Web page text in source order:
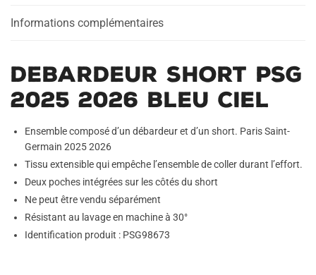
Informations complémentaires
Debardeur Short PSG
2025 2026 Bleu Ciel
Ensemble composé d’un débardeur et d’un short. Paris Saint-
Germain 2025 2026
Tissu extensible qui empêche l’ensemble de coller durant l’effort.
Deux poches intégrées sur les côtés du short
Ne peut être vendu séparément
Résistant au lavage en machine à 30°
Identification produit : PSG98673